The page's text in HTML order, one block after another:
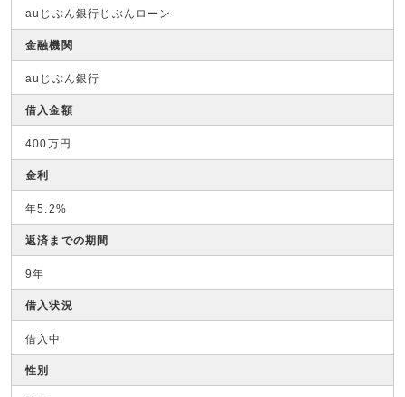
auじぶん銀行じぶんローン
金融機関
auじぶん銀行
借入金額
400万円
金利
年5.2%
返済までの期間
9年
借入状況
借入中
性別